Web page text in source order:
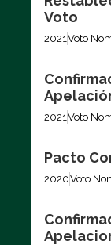
Voto
2021Voto
2021Voto
Pacto
2020Voto